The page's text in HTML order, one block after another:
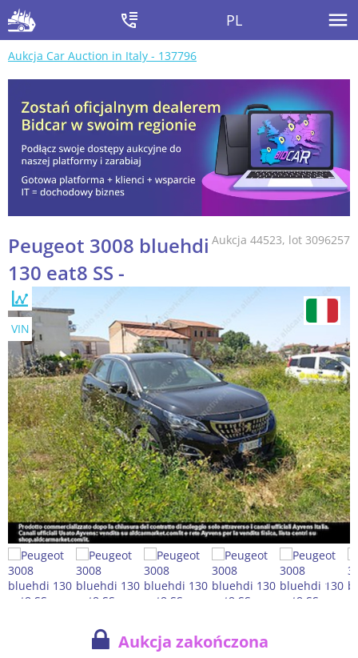
PL
Aukcja Car Auction in Italy - 137796
Aukcja 44523, lot 3096257
Peugeot 3008 bluehdi
130 eat8 SS -
VIN
Aukcja zakończona